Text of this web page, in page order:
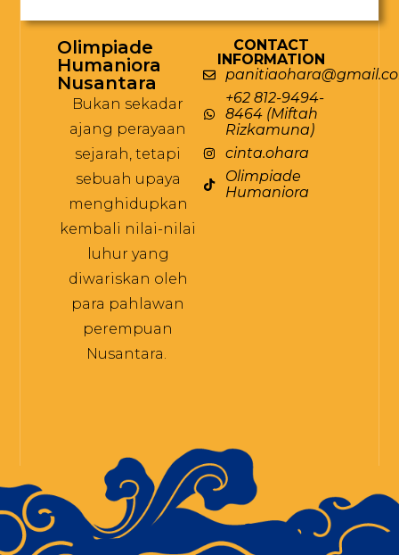
Olimpiade
Humaniora
Nusantara
Bukan sekadar
ajang perayaan
sejarah, tetapi
sebuah upaya
menghidupkan
kembali nilai-nilai
luhur yang
diwariskan oleh
para pahlawan
perempuan
Nusantara.
CONTACT
INFORMATION
+62 812-9494-
8464 (Miftah
Rizkamuna)
cinta.ohara
Olimpiade
Humaniora